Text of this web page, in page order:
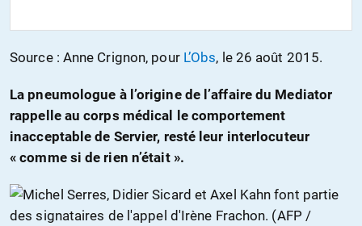
Source : Anne Crignon, pour L’Obs, le 26 août 2015.
La pneumologue à l’origine de l’affaire du Mediator
rappelle au corps médical le comportement
inacceptable de Servier, resté leur interlocuteur
« comme si de rien n’était ».